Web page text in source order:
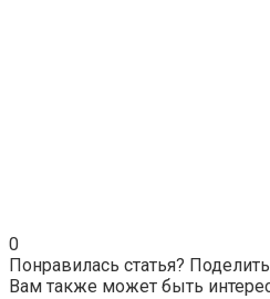
0
Понравилась статья?
Вам также может быть